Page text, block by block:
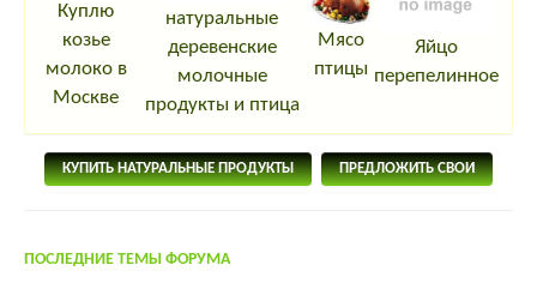
Куплю
козье
молоко в
Москве
натуральные
деревенские
молочные
продукты и птица
Мясо
птицы
Яйцо
перепелинное
КУПИТЬ НАТУРАЛЬНЫЕ ПРОДУКТЫ ПРЕДЛОЖИТЬ СВОИ
ПОСЛЕДНИЕ ТЕМЫ ФОРУМА